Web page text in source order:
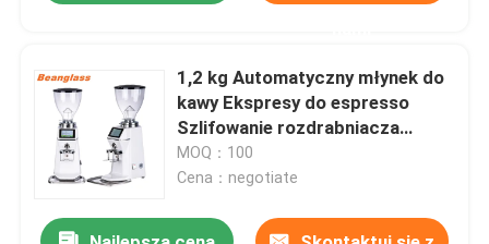
1,2 kg Automatyczny młynek do
kawy Ekspresy do espresso
Szlifowanie rozdrabniacza
rakietowego
MOQ：100
Cena：negotiate